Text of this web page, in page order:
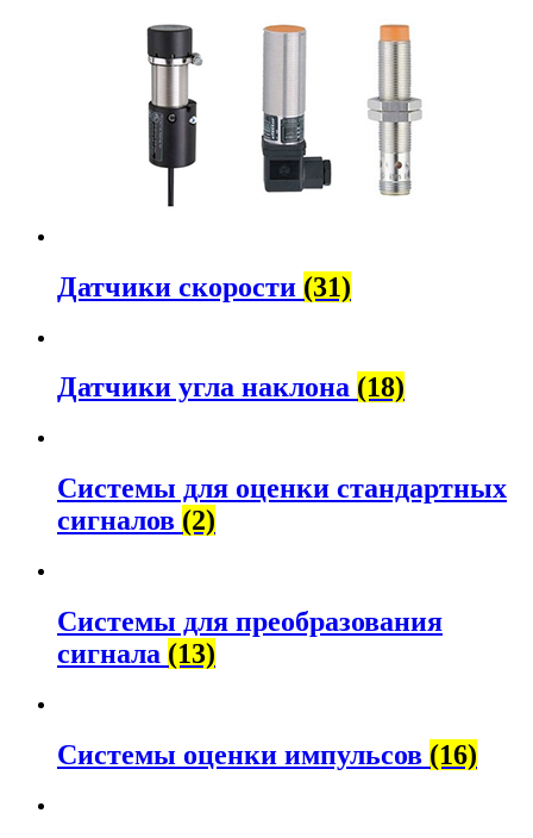
Датчики скорости (31)
Датчики угла наклона (18)
Системы для оценки стандартных
сигналов (2)
Системы для преобразования
сигнала (13)
Системы оценки импульсов (16)